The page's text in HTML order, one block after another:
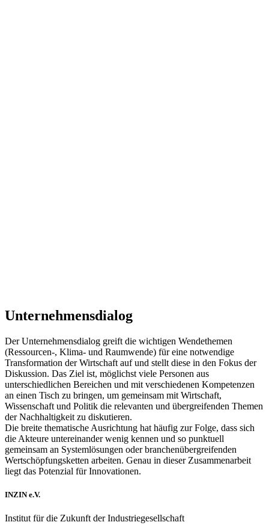
Unternehmensdialog
Der Unternehmensdialog greift die wichtigen Wendethemen
(Ressourcen-, Klima- und Raumwende) für eine notwendige
Transformation der Wirtschaft auf und stellt diese in den Fokus der
Diskussion. Das Ziel ist, möglichst viele Personen aus
unterschiedlichen Bereichen und mit verschiedenen Kompetenzen
an einen Tisch zu bringen, um gemeinsam mit Wirtschaft,
Wissenschaft und Politik die relevanten und übergreifenden Themen
der Nachhaltigkeit zu diskutieren.
Die breite thematische Ausrichtung hat häufig zur Folge, dass sich
die Akteure untereinander wenig kennen und so punktuell
gemeinsam an Systemlösungen oder branchenübergreifenden
Wertschöpfungsketten arbeiten. Genau in dieser Zusammenarbeit
liegt das Potenzial für Innovationen.
INZIN e.V.
Institut für die Zukunft der Industriegesellschaft